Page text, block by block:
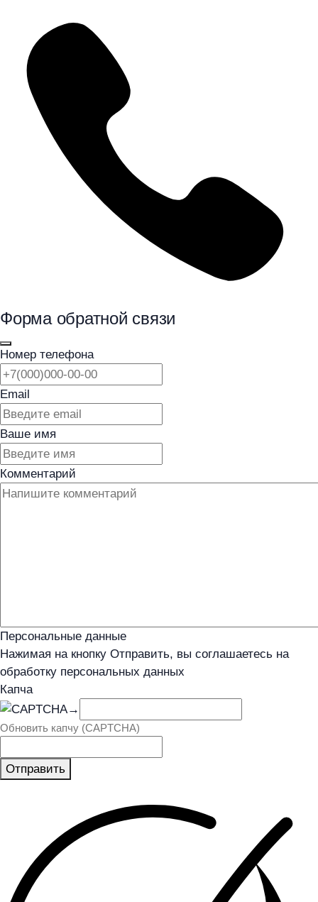
Форма обратной связи
Номер телефона
Email
Ваше имя
Комментарий
Персональные данные
Нажимая на кнопку Отправить, вы соглашаетесь на
обработку персональных данных
Капча
→
Обновить капчу (CAPTCHA)
Отправить